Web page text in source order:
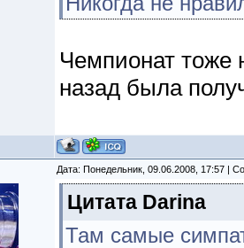
Чемпионат тоже
назад была
Дата: Понедельник, 09.06.2008, 17:57 |
Цитата Darina
Там самые